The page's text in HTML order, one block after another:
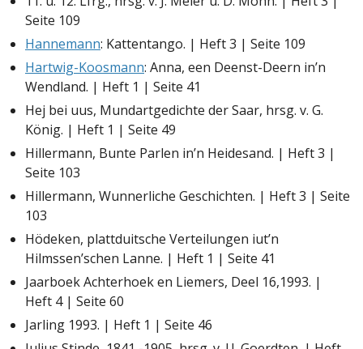
Seite 109
Hannemann: Kattentango. | Heft 3 | Seite 109
Hartwig-Koosmann: Anna, een Deenst-Deern in’n
Wendland. | Heft 1 | Seite 41
Hej bei uus, Mundartgedichte der Saar, hrsg. v. G.
König. | Heft 1 | Seite 49
Hillermann, Bunte Parlen in’n Heidesand. | Heft 3 |
Seite 103
Hillermann, Wunnerliche Geschichten. | Heft 3 | Seite
103
Hödeken, plattduitsche Verteilungen iut’n
Hilmssen’schen Lanne. | Heft 1 | Seite 41
Jaarboek Achterhoek en Liemers, Deel 16,1993. |
Heft 4 | Seite 60
Jarling 1993. | Heft 1 | Seite 46